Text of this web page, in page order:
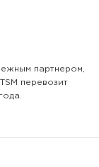
партнером,
перевозит